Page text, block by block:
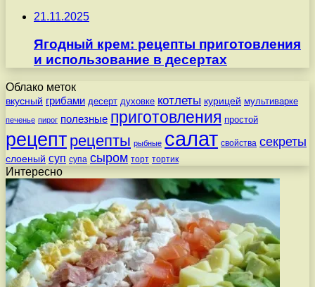
21.11.2025
Ягодный крем: рецепты приготовления
и использование в десертах
Облако меток
вкусный грибами десерт духовке котлеты курицей мультиварке
печенье пирог полезные приготовления простой
рецепт рецепты рыбные салат свойства секреты
слоеный суп супа сыром торт тортик
Интересно